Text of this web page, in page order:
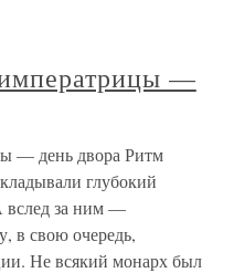
—
— день двора Ритм
глубокий
вслед за ним —
в свою очередь,
Не всякий монарх был